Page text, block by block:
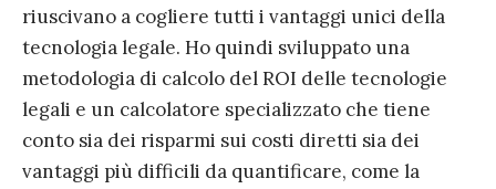
riuscivano a cogliere tutti i vantaggi unici della
tecnologia legale. Ho quindi sviluppato una
metodologia di calcolo del ROI delle tecnologie
legali e un calcolatore specializzato che tiene
conto sia dei risparmi sui costi diretti sia dei
vantaggi più difficili da quantificare, come la